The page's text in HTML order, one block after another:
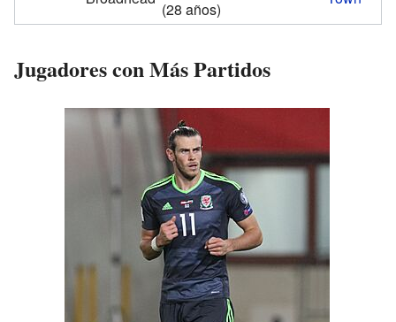
(28 años)
Jugadores con Más Partidos